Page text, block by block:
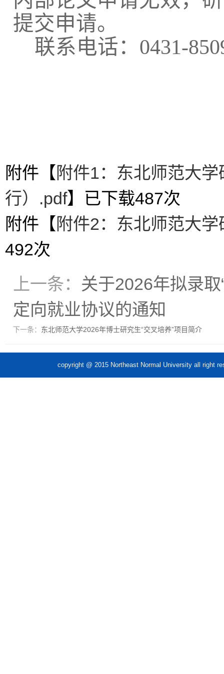
提交申请。
联系电话： 0431-
附件【 附件1：东北师范大
行）.pdf】已下载487次
附件【 附件2：东北师范大
492次
上一条： 关于2026年拟录
定向就业协议的通知
下一条： 东北师范大学2026年博士研究生“交叉培养”项目简介
copyright @ 2015 Northeast Normal University all